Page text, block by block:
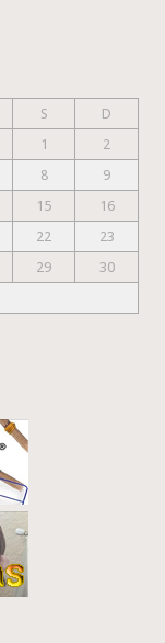
S
D
1
2
8
9
15
16
22
23
29
30